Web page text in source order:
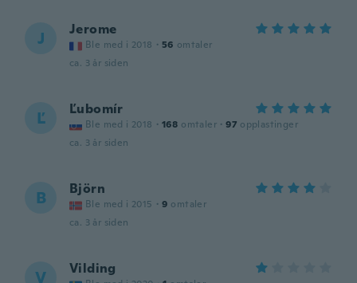
J Jerome
Ble med i 2018 · 56 omtaler
ca. 3 år siden
Ľ Ľubomír
Ble med i 2018 · 168 omtaler · 97 opplastinger
ca. 3 år siden
B Björn
Ble med i 2015 · 9 omtaler
ca. 3 år siden
V Vilding